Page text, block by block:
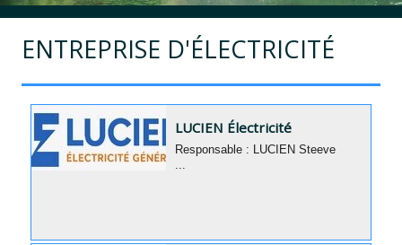
ENTREPRISE D'ÉLECTRICITÉ
LUCIEN Électricité
Responsable : LUCIEN Steeve